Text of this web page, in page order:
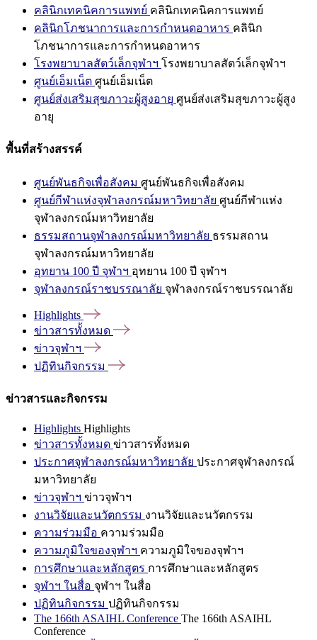
คลินิกเทคนิคการแพทย์ คลินิกเทคนิคการแพทย์
คลินิกโภชนาการและการกำหนดอาหาร คลินิก
โภชนาการและการกำหนดอาหาร
โรงพยาบาลสัตว์เล็กจุฬาฯ โรงพยาบาลสัตว์เล็กจุฬาฯ
ศูนย์เอ็มเน็ต ศูนย์เอ็มเน็ต
ศูนย์ส่งเสริมสุขภาวะผู้สูงอายุ ศูนย์ส่งเสริมสุขภาวะผู้สูง
อายุ
พื้นที่สร้างสรรค์
ศูนย์พันธกิจเพื่อสังคม ศูนย์พันธกิจเพื่อสังคม
ศูนย์กีฬาแห่งจุฬาลงกรณ์มหาวิทยาลัย ศูนย์กีฬาแห่ง
จุฬาลงกรณ์มหาวิทยาลัย
ธรรมสถานจุฬาลงกรณ์มหาวิทยาลัย ธรรมสถาน
จุฬาลงกรณ์มหาวิทยาลัย
อุทยาน 100 ปี จุฬาฯ อุทยาน 100 ปี จุฬาฯ
จุฬาลงกรณ์ราชบรรณาลัย จุฬาลงกรณ์ราชบรรณาลัย
Highlights
ข่าวสารทั้งหมด
ข่าวจุฬาฯ
ปฏิทินกิจกรรม
ข่าวสารและกิจกรรม
Highlights Highlights
ข่าวสารทั้งหมด ข่าวสารทั้งหมด
ประกาศจุฬาลงกรณ์มหาวิทยาลัย ประกาศจุฬาลงกรณ์
มหาวิทยาลัย
ข่าวจุฬาฯ ข่าวจุฬาฯ
งานวิจัยและนวัตกรรม งานวิจัยและนวัตกรรม
ความร่วมมือ ความร่วมมือ
ความภูมิใจของจุฬาฯ ความภูมิใจของจุฬาฯ
การศึกษาและหลักสูตร การศึกษาและหลักสูตร
จุฬาฯ ในสื่อ จุฬาฯ ในสื่อ
ปฏิทินกิจกรรม ปฏิทินกิจกรรม
The 166th ASAIHL Conference The 166th ASAIHL
Conference